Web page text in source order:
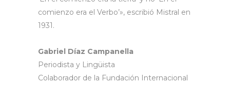
comienzo era el Verbo’», escribió Mistral en
1931.
Gabriel Díaz Campanella
Periodista y Lingüista
Colaborador de la Fundación Internacional